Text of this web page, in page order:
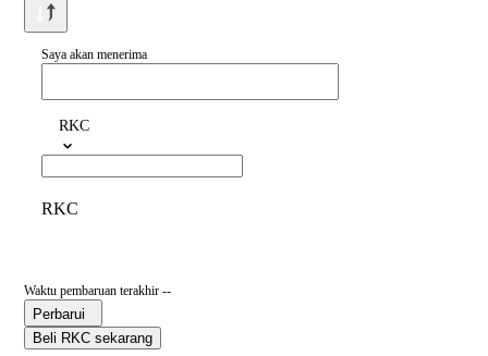
Saya akan menerima
RKC
RKC
Waktu pembaruan terakhir --
Perbarui
Beli RKC sekarang